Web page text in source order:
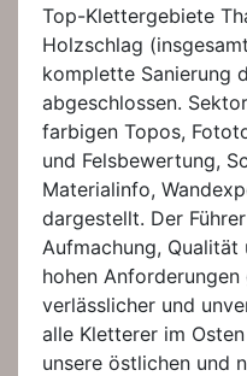
Top-Klettergebiete
Holzschlag
komplette Sanierung
abgeschlossen.
farbigen Topos,
und Felsbewertung,
Materialinfo,
dargestellt. Der
Aufmachung,
hohen
verlässlicher und
alle Kletterer im
unsere östlichen und